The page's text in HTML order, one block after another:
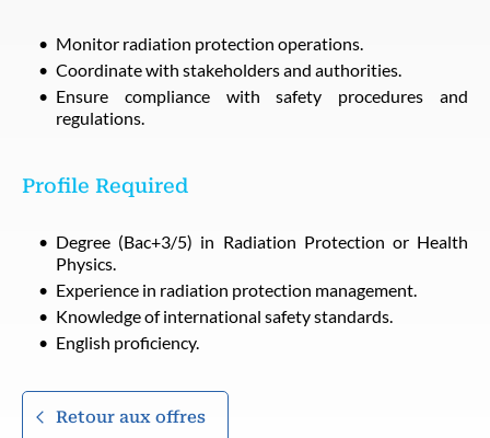
Monitor radiation protection operations.
Coordinate with stakeholders and authorities.
Ensure compliance with safety procedures and
regulations.
Profile Required
Degree (Bac+3/5) in Radiation Protection or Health
Physics.
Experience in radiation protection management.
Knowledge of international safety standards.
English proficiency.
Retour aux offres